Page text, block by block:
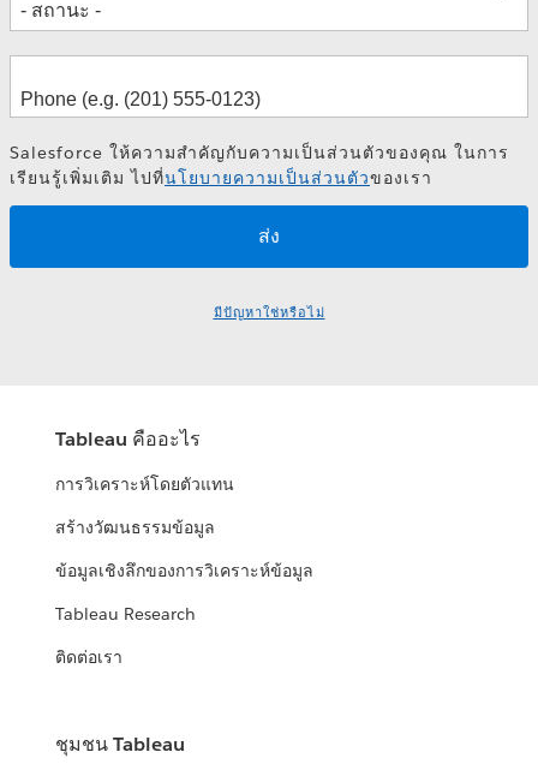
Salesforce ให้ความสำคัญกับความเป็นส่วนตัวของคุณ ในการ
เรียนรู้เพิ่มเติม ไปที่นโยบายความเป็นส่วนตัวของเรา
มีปัญหาใช่หรือไม่
Tableau คืออะไร
การวิเคราะห์โดยตัวแทน
สร้างวัฒนธรรมข้อมูล
ข้อมูลเชิงลึกของการวิเคราะห์ข้อมูล
Tableau Research
ติดต่อเรา
ชุมชน Tableau